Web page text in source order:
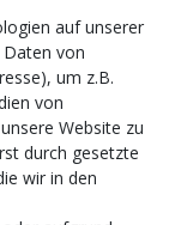
Zeitraum vom
des
EFRE 2021
Anschaffung
auf unserer
von
um z.B.
von
Website zu
durch gesetzte
wir in den